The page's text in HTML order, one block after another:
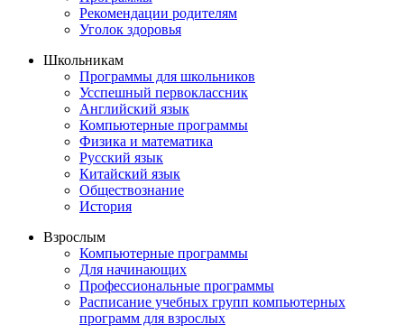
Рекомендации родителям
Уголок здоровья
Школьникам
Программы для школьников
Усспешный первоклассник
Английский язык
Компьютерные программы
Физика и математика
Русский язык
Китайский язык
Обществознание
История
Взрослым
Компьютерные программы
Для начинающих
Профессиональные программы
Расписание учебных групп компьютерных
программ для взрослых